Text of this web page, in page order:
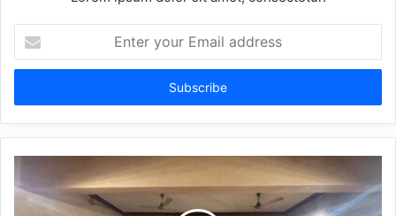
your
Email